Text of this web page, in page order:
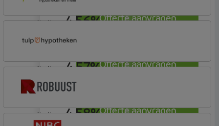
Offerte aanvragen
4,56%
Offerte aanvragen
annuiteit
4,57%
Offerte aanvragen
Profijt drie + drie
annuiteit
4,58%
Tulp Compleet Hypotheken
annuiteit
Robuust Hypotheken